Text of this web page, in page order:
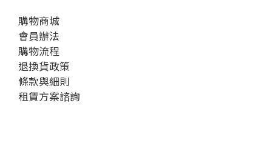
購物商城
會員辦法
購物流程
退換貨政策
條款與細則
租賃方案諮詢